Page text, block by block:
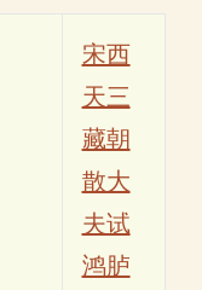
宋西
天三
藏朝
散大
夫试
鸿胪